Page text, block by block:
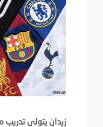
زيدان يتولى تدريب